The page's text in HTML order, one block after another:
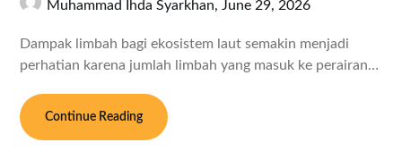
Muhammad Ihda Syarkhan, June 29, 2026
Dampak limbah bagi ekosistem laut semakin menjadi
perhatian karena jumlah limbah yang masuk ke perairan…
Continue Reading